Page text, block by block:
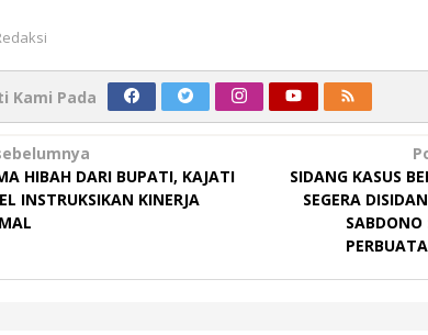
Kami Pada
HIBAH DARI BUPATI, KAJATI
INSTRUKSIKAN KINERJA
SIDANG KASUS
SEGERA
SABDONO